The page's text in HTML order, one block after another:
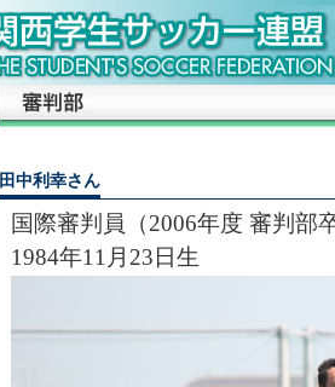
田中利幸さん
国際審判員（2006年度 審判部
1984年11月23日生